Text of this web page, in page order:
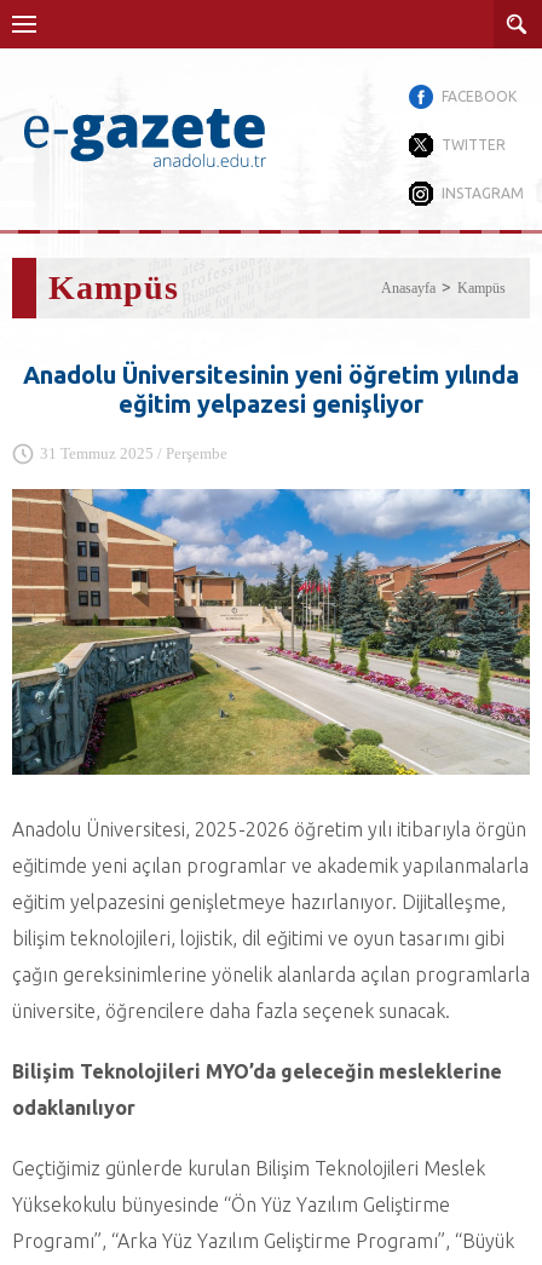
FACEBOOK
TWITTER
INSTAGRAM
Kampüs Anasayfa Kampüs
Anadolu Üniversitesinin yeni öğretim yılında
eğitim yelpazesi genişliyor
31 Temmuz 2025 / Perşembe
Anadolu Üniversitesi, 2025-2026 öğretim yılı itibarıyla örgün
eğitimde yeni açılan programlar ve akademik yapılanmalarla
eğitim yelpazesini genişletmeye hazırlanıyor. Dijitalleşme,
bilişim teknolojileri, lojistik, dil eğitimi ve oyun tasarımı gibi
çağın gereksinimlerine yönelik alanlarda açılan programlarla
üniversite, öğrencilere daha fazla seçenek sunacak.
Bilişim Teknolojileri MYO’da geleceğin mesleklerine
odaklanılıyor
Geçtiğimiz günlerde kurulan Bilişim Teknolojileri Meslek
Yüksekokulu bünyesinde “Ön Yüz Yazılım Geliştirme
Programı”, “Arka Yüz Yazılım Geliştirme Programı”, “Büyük